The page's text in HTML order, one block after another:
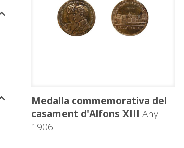
Medalla commemorativa del
casament d'Alfons XIII Any
1906.